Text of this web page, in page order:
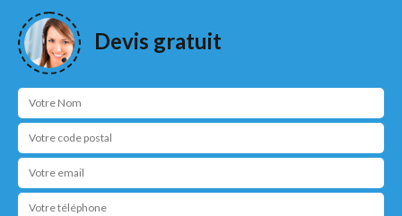
Devis gratuit